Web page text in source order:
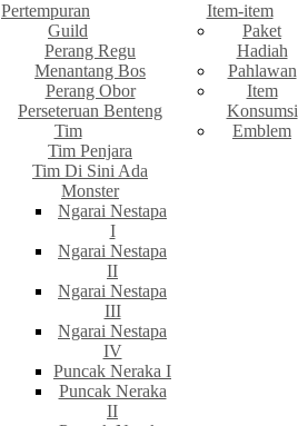
Pertempuran
Guild
Perang Regu
Menantang Bos
Perang Obor
Perseteruan Benteng
Tim
Tim Penjara
Tim Di Sini Ada
Monster
Ngarai Nestapa
I
Ngarai Nestapa
II
Ngarai Nestapa
III
Ngarai Nestapa
IV
Puncak Neraka I
Puncak Neraka
II
Item-item
Paket
Hadiah
Pahlawan
Item
Konsumsi
Emblem